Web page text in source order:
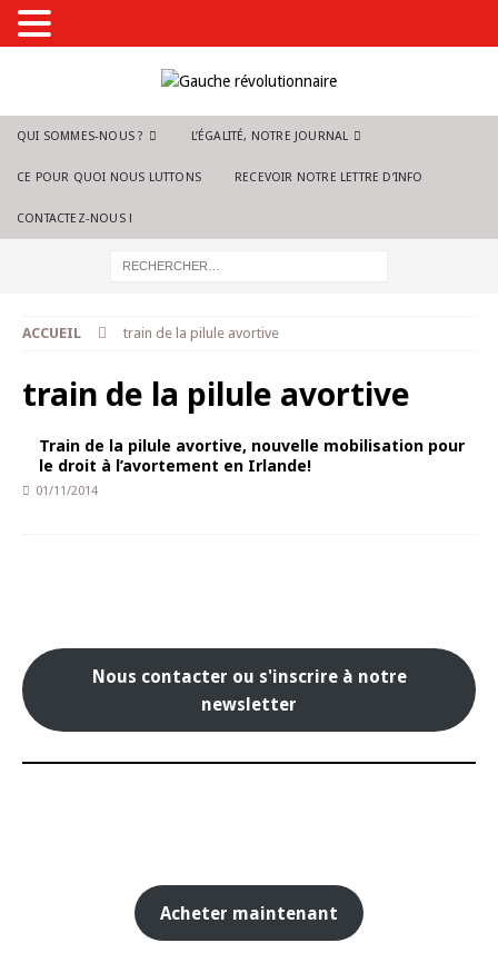
QUI SOMMES-NOUS ? L’ÉGALITÉ, NOTRE JOURNAL
CE POUR QUOI NOUS LUTTONS RECEVOIR NOTRE LETTRE D’INFO
CONTACTEZ-NOUS !
ACCUEIL train de la pilule avortive
train de la pilule avortive
Train de la pilule avortive, nouvelle mobilisation pour
le droit à l’avortement en Irlande!
01/11/2014
Nous contacter ou s'inscrire à notre
newsletter
Acheter maintenant